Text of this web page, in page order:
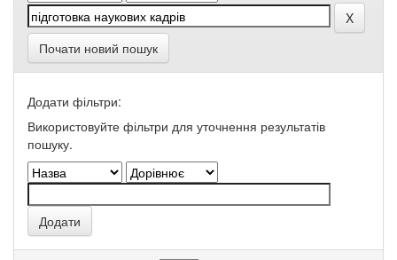
Почати новий пошук
Додати фільтри:
Використовуйте фільтри для уточнення результатів
пошуку.